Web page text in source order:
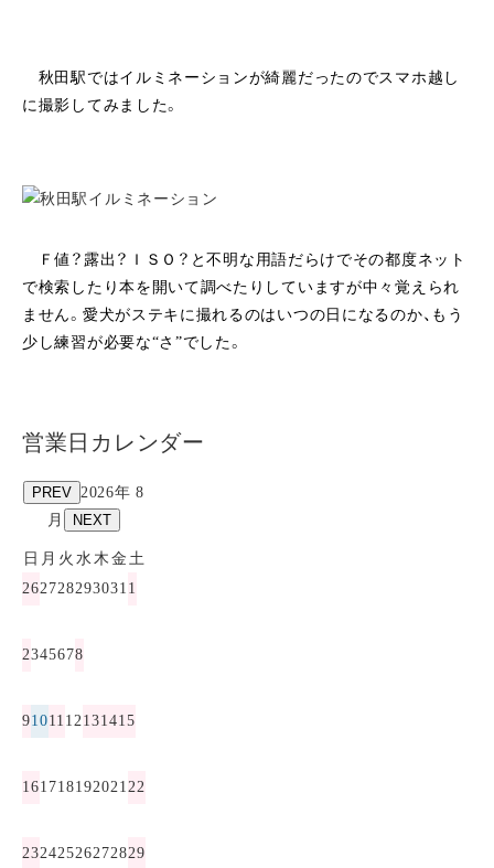
秋田駅ではイルミネーションが綺麗だったのでスマホ越し
に撮影してみました。
Ｆ値？露出？ＩＳＯ？と不明な用語だらけでその都度ネット
で検索したり本を開いて調べたりしていますが中々覚えられ
ません。愛犬がステキに撮れるのはいつの日になるのか、もう
少し練習が必要な“さ”でした。
営業日カレンダー
PREV 2026年 8
月
NEXT
日 月 火 水木 金 土
262728293031 1
2345678
91011 12131415
16171819202122
23242526272829